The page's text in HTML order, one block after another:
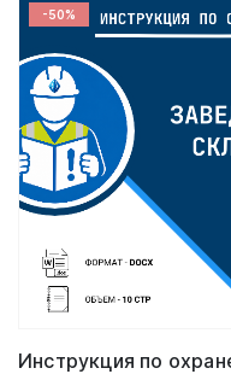
-50%